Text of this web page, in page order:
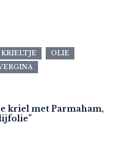
KRIELTJE
OLIE
kriel met Parmaham,
”